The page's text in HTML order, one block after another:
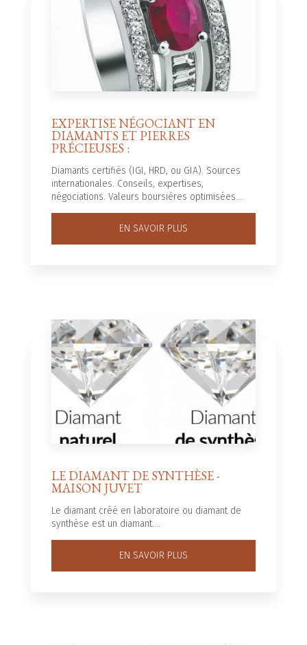
EXPERTISE NÉGOCIANT EN
DIAMANTS ET PIERRES
PRÉCIEUSES :
Diamants certifiés (IGI, HRD, ou GIA). Sources
internationales. Conseils, expertises,
négociations. Valeurs boursières optimisées....
EN SAVOIR PLUS
LE DIAMANT DE SYNTHÈSE -
MAISON JUVET
Le diamant créé en laboratoire ou diamant de
synthèse est un diamant....
EN SAVOIR PLUS